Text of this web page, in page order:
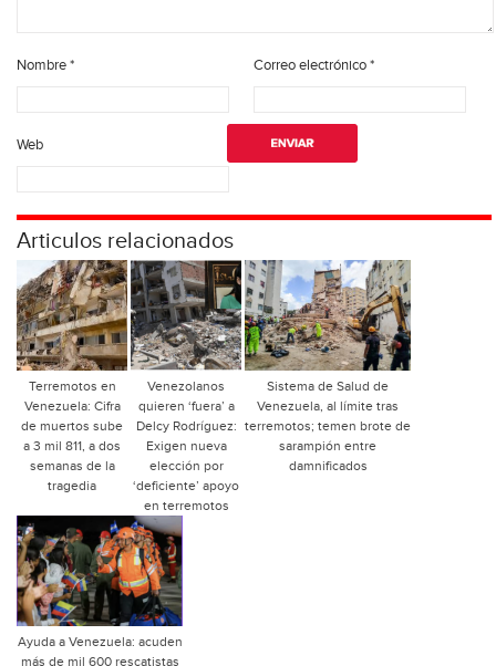
Nombre* Correo electrónico*
Web
Articulos relacionados
Terremotos en
Venezuela: Cifra
de muertos sube
a 3 mil 811, a dos
semanas de la
tragedia
Venezolanos
quieren ‘fuera’ a
Delcy Rodríguez:
Exigen nueva
elección por
‘deficiente’ apoyo
en terremotos
Sistema de Salud de
Venezuela, al límite tras
terremotos; temen brote de
sarampión entre
damnificados
Ayuda a Venezuela: acuden
más de mil 600 rescatistas